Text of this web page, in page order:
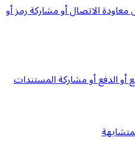
الاتصال أو مشاركة رمز أو
الدفع أو مشاركة المستندات